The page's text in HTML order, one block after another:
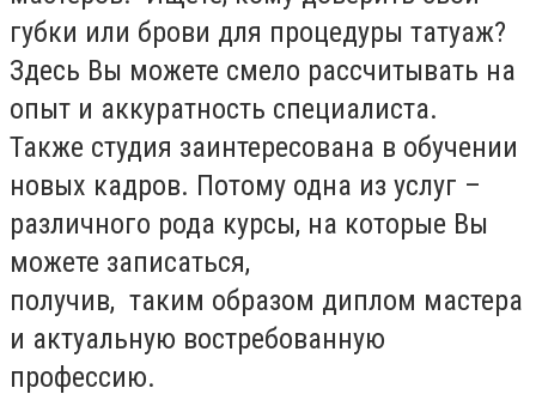
губки или брови для процедуры татуаж?
Здесь Вы можете смело рассчитывать на
опыт и аккуратность специалиста.
Также студия заинтересована в обучении
новых кадров. Потому одна из услуг –
различного рода курсы, на которые Вы
можете записаться,
получив, таким образом диплом мастера
и актуальную востребованную
профессию.